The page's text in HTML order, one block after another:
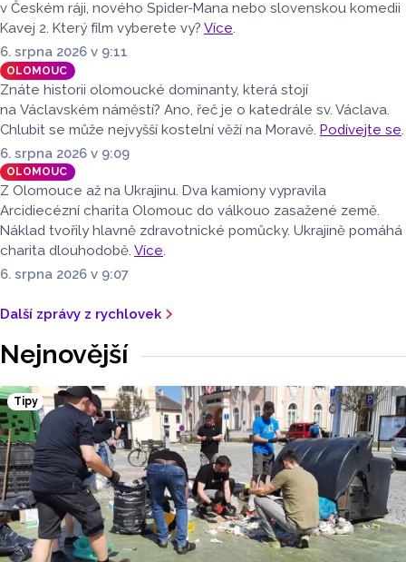
v Českém ráji, nového Spider-Mana nebo slovenskou komedii
Kavej 2. Který film vyberete vy? Více.
6. srpna 2026 v 9:11
OLOMOUC
Znáte historii olomoucké dominanty, která stojí
na Václavském náměstí? Ano, řeč je o katedrále sv. Václava.
Chlubit se může nejvyšší kostelní věží na Moravě. Podívejte se.
6. srpna 2026 v 9:09
OLOMOUC
Z Olomouce až na Ukrajinu. Dva kamiony vypravila
Arcidiecézní charita Olomouc do válkouo zasažené země.
Náklad tvořily hlavně zdravotnické pomůcky. Ukrajině pomáhá
charita dlouhodobě. Více.
6. srpna 2026 v 9:07
Další zprávy z rychlovek
Nejnovější
Tipy